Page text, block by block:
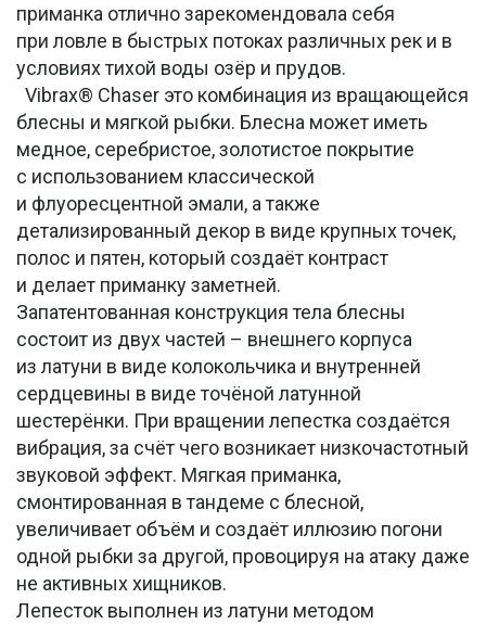
приманка отлично зарекомендовала себя
при ловле в быстрых потоках различных рек и в
условиях тихой воды озёр и прудов.
Vibrax® Chaser это комбинация из вращающейся
блесны и мягкой рыбки. Блесна может иметь
медное, серебристое, золотистое покрытие
с использованием классической
и флуоресцентной эмали, а также
детализированный декор в виде крупных точек,
полос и пятен, который создаёт контраст
и делает приманку заметней.
Запатентованная конструкция тела блесны
состоит из двух частей – внешнего корпуса
из латуни в виде колокольчика и внутренней
сердцевины в виде точёной латунной
шестерёнки. При вращении лепестка создаётся
вибрация, за счёт чего возникает низкочастотный
звуковой эффект. Мягкая приманка,
смонтированная в тандеме с блесной,
увеличивает объём и создаёт иллюзию погони
одной рыбки за другой, провоцируя на атаку даже
не активных хищников.
Лепесток выполнен из латуни методом